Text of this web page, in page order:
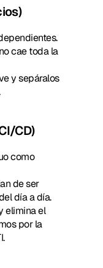
cae toda la
y sepáralos
CD)
como
de ser
día a día.
elimina el
por la